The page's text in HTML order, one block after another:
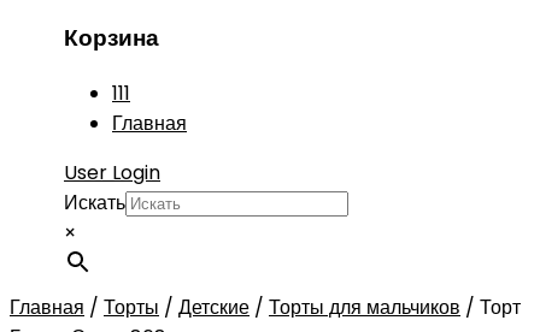
Корзина
111
Главная
User Login
Искать
×
Главная / Торты / Детские / Торты для мальчиков / Торт